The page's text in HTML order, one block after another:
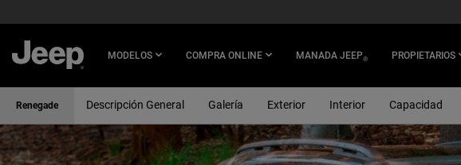
MAIN
MODELOS COMPRA ONLINE MANADA JEEP® PROPIETARIOS
Renegade Descripción General Galería Exterior Interior Capacidad